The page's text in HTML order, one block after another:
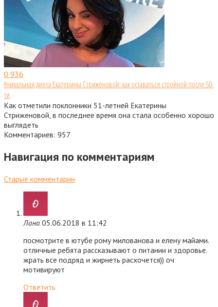
0 936
Уникальная диета Екатерины Стриженовой: как оставаться стройной после 50-
ти
Как отметили поклонники 51-летней Екатерины
Стриженовой, в последнее время она стала особенно хорошо
выглядеть
Комментариев: 957
Навигация по комментариям
Старые комментарии
Лана 05.06.2018 в 11:42
посмотрите в ютубе рому милованова и елену майами.
отличные ребята рассказывают о питании и здоровье.
жрать все подряд и жирнеть расхочется)) оч
мотивируют
Ответить